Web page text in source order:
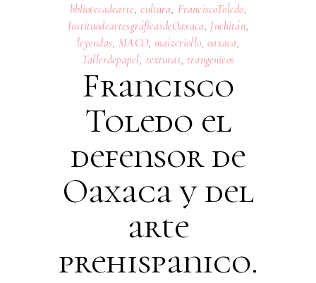
bbliotecadearte ,cultura FranciscoToledo
InstituodeartesgráficasdeOaxaca Juchitán,
leyendas, MACO, maízcriollo,oaxaca
Tallerdepapel texturas, trangenicos
Francisco
Toledo el
defensor de
Oaxaca y del
arte
prehispanico.